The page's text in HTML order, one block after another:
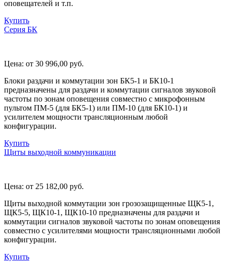
оповещателей и т.п.
Купить
Серия БК
Цена: от 30 996,00 руб.
Блоки раздачи и коммутации зон БК5-1 и БК10-1
предназначены для раздачи и коммутации сигналов звуковой
частоты по зонам оповещения совместно с микрофонным
пультом ПМ-5 (для БК5-1) или ПМ-10 (для БК10-1) и
усилителем мощности трансляционным любой
конфигурации.
Купить
Щиты выходной коммуникации
Цена: от 25 182,00 руб.
Щиты выходной коммутации зон грозозащищенные ЩК5-1,
ЩК5-5, ЩК10-1, ЩК10-10 предназначены для раздачи и
коммутации сигналов звуковой частоты по зонам оповещения
совместно с усилителями мощности трансляционными любой
конфигурации.
Купить